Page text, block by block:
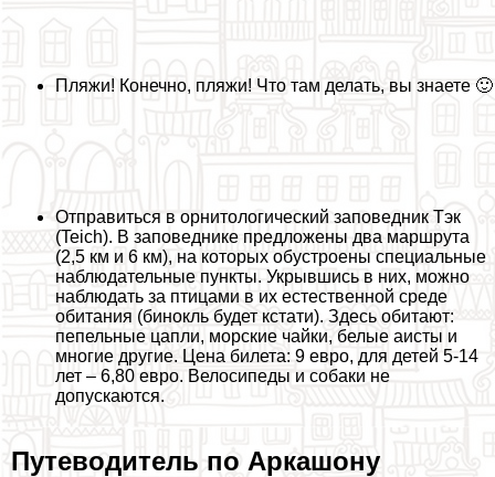
Пляжи! Конечно, пляжи! Что там делать, вы знаете 🙂
Отправиться в орнитологический заповедник Тэк
(Teich). В заповеднике предложены два маршрута
(2,5 км и 6 км), на которых обустроены специальные
наблюдательные пункты. Укрывшись в них, можно
наблюдать за птицами в их естественной среде
обитания (бинокль будет кстати). Здесь обитают:
пепельные цапли, морские чайки, белые аисты и
многие другие. Цена билета: 9 евро, для детей 5-14
лет – 6,80 евро. Велосипеды и собаки не
допускаются.
Путеводитель по Аркашону